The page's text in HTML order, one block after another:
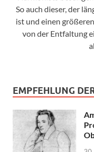
So auch dieser, der
ist und einen
von der Entfaltung
EMPFEHLUNG